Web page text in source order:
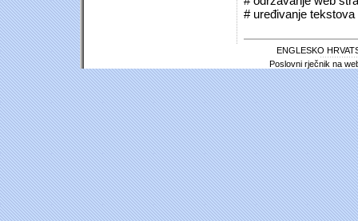
# uređivanje
ENGLESKO
Poslovni rječnik na